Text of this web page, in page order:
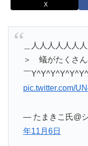
X
＿人人人人人人
＞ 蟻がたくさ
￣
pic.twitter.com/
— たまきこ氏@
年11月6日